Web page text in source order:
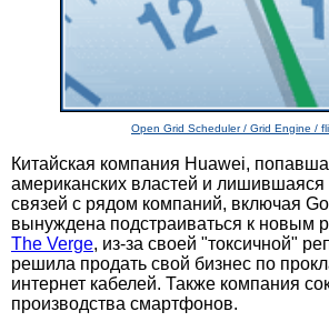
Open Grid Scheduler / Grid Engine /
Китайская компания Huawei,
американских властей и лишившаяся
связей с рядом компаний, включая
вынуждена подстраиваться к новым
The Verge, из-за своей "токсичной"
решила продать свой бизнес по
интернет кабелей. Также компания
производства смартфонов.